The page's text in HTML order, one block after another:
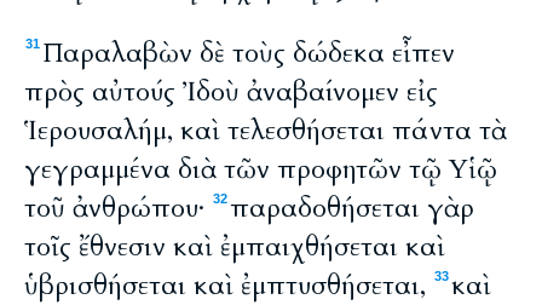
31 Παραλαβὼν δὲ τοὺς δώδεκα εἶπεν
πρὸς αὐτούς Ἰδοὺ ἀναβαίνομεν εἰς
Ἱερουσαλήμ, καὶ τελεσθήσεται πάντα τὰ
γεγραμμένα διὰ τῶν προφητῶν τῷ Υἱῷ
τοῦ ἀνθρώπου·
32παραδοθήσεται γὰρ
τοῖς ἔθνεσιν καὶ ἐμπαιχθήσεται καὶ
ὑβρισθήσεται καὶ ἐμπτυσθήσεται,
33καὶ